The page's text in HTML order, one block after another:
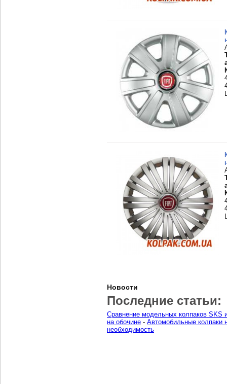
Новости
Последние статьи:
Сравнение модельных колпаков SKS
на обочине - Автомобильные колпаки
необходимость